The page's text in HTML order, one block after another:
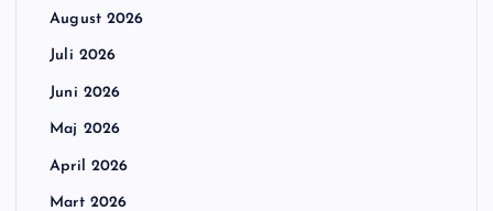
August 2026
Juli 2026
Juni 2026
Maj 2026
April 2026
Mart 2026